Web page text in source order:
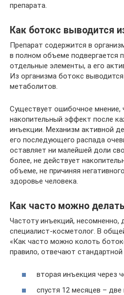
препарата.
Как ботокс выводится
Препарат содержится в
в полном объеме подвергается
отдельные элементы, а его
Из организма ботокс
метаболитов.
Существует ошибочное мнение,
накопительный эффект после
инъекции. Механизм активной
его последующего распада
оставляет ни малейшей доли
более, не действует
объеме, не причиняя
здоровье человека.
Как часто можно
Частоту инъекций, несомненно,
специалист-косметолог. В
«Как часто можно колоть
правило, отвечают стандартной
вторая инъекция через
спустя 12 месяцев –